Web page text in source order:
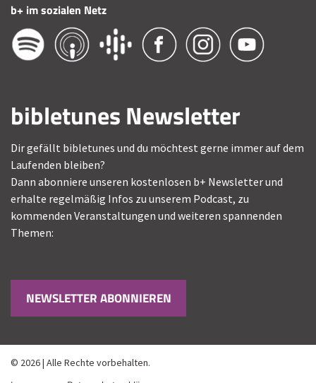
b+ im sozialen Netz
bibletunes Newsletter
Dir gefällt bibletunes und du möchtest gerne immer auf dem
Laufenden bleiben?
Dann abonniere unseren kostenlosen b+ Newsletter und
erhalte regelmäßig Infos zu unserem Podcast, zu
kommenden Veranstaltungen und weiteren spannenden
Themen:
NEWSLETTER ABONNIEREN
© 2026 | Alle Rechte vorbehalten.